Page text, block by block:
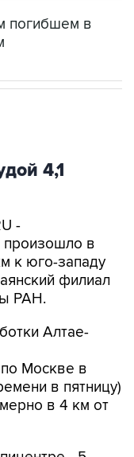
погибшем в
4,1
-
произошло в
к юго-западу
филиал
РАН.
Алтае-
Москве в
в пятницу)
в 4 км от